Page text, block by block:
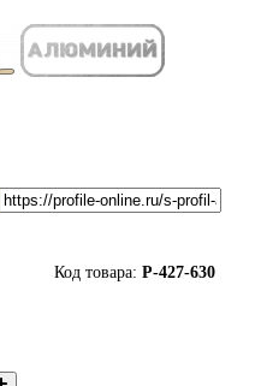
Код товара: P-427-630